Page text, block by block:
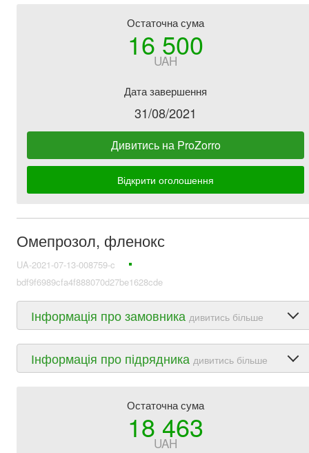
Остаточна сума
16 500
UAH
Дата завершення
31/08/2021
Дивитись на ProZorro
Відкрити оголошення
Омепрозол, фленокс
UA-2021-07-13-008759-c
bdf9f6989cfa4f888070d27be1628cde
Інформація про замовника дивитись більше
Інформація про підрядника дивитись більше
Остаточна сума
18 463
UAH